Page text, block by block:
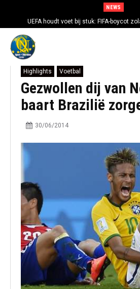
NEWS
UEFA houdt voet bij stuk: FIFA-boycot
Highlights Voetbal
Gezwollen dij van
baart Brazilië
30/06/2014